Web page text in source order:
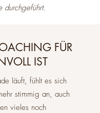
durchgeführt.
FÜR
IST
läuft, fühlt es sich
stimmig an, auch
vieles noch